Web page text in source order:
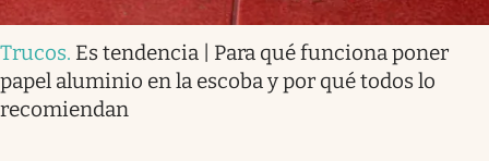
Trucos. Es tendencia | Para qué funciona poner
papel aluminio en la escoba y por qué todos lo
recomiendan